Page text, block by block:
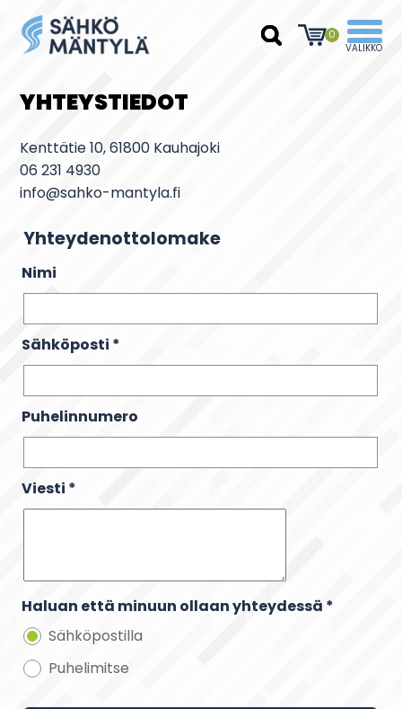
0
YHTEYSTIEDOT
Kenttätie 10, 61800 Kauhajoki
06 231 4930
info@sahko-mantyla.fi
Yhteydenottolomake
Nimi
Sähköposti *
Puhelinnumero
Viesti *
Haluan että minuun ollaan yhteydessä *
Sähköpostilla
Puhelimitse